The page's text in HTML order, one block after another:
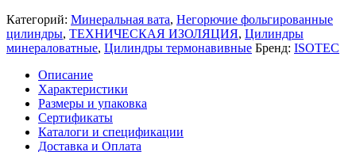
Категорий: Минеральная вата, Негорючие фольгированные
цилиндры, ТЕХНИЧЕСКАЯ ИЗОЛЯЦИЯ, Цилиндры
минераловатные, Цилиндры термонавивные Бренд: ISOTEC
Описание
Характеристики
Размеры и упаковка
Сертификаты
Каталоги и спецификации
Доставка и Оплата